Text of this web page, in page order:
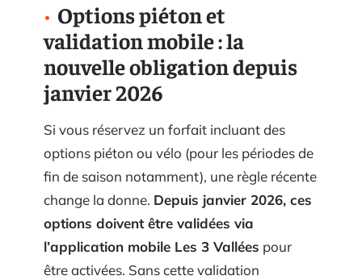
Options piéton et
validation mobile : la
nouvelle obligation depuis
janvier 2026
Si vous réservez un forfait incluant des
options piéton ou vélo (pour les périodes de
fin de saison notamment), une règle récente
change la donne. Depuis janvier 2026, ces
options doivent être validées via
l’application mobile Les 3 Vallées pour
être activées. Sans cette validation